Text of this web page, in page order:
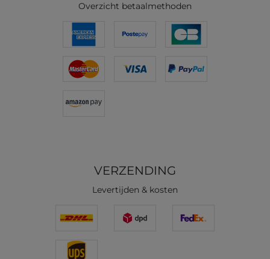
Overzicht betaalmethoden
VERZENDING
Levertijden & kosten